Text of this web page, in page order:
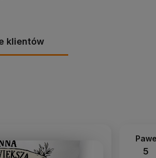
klientów
5